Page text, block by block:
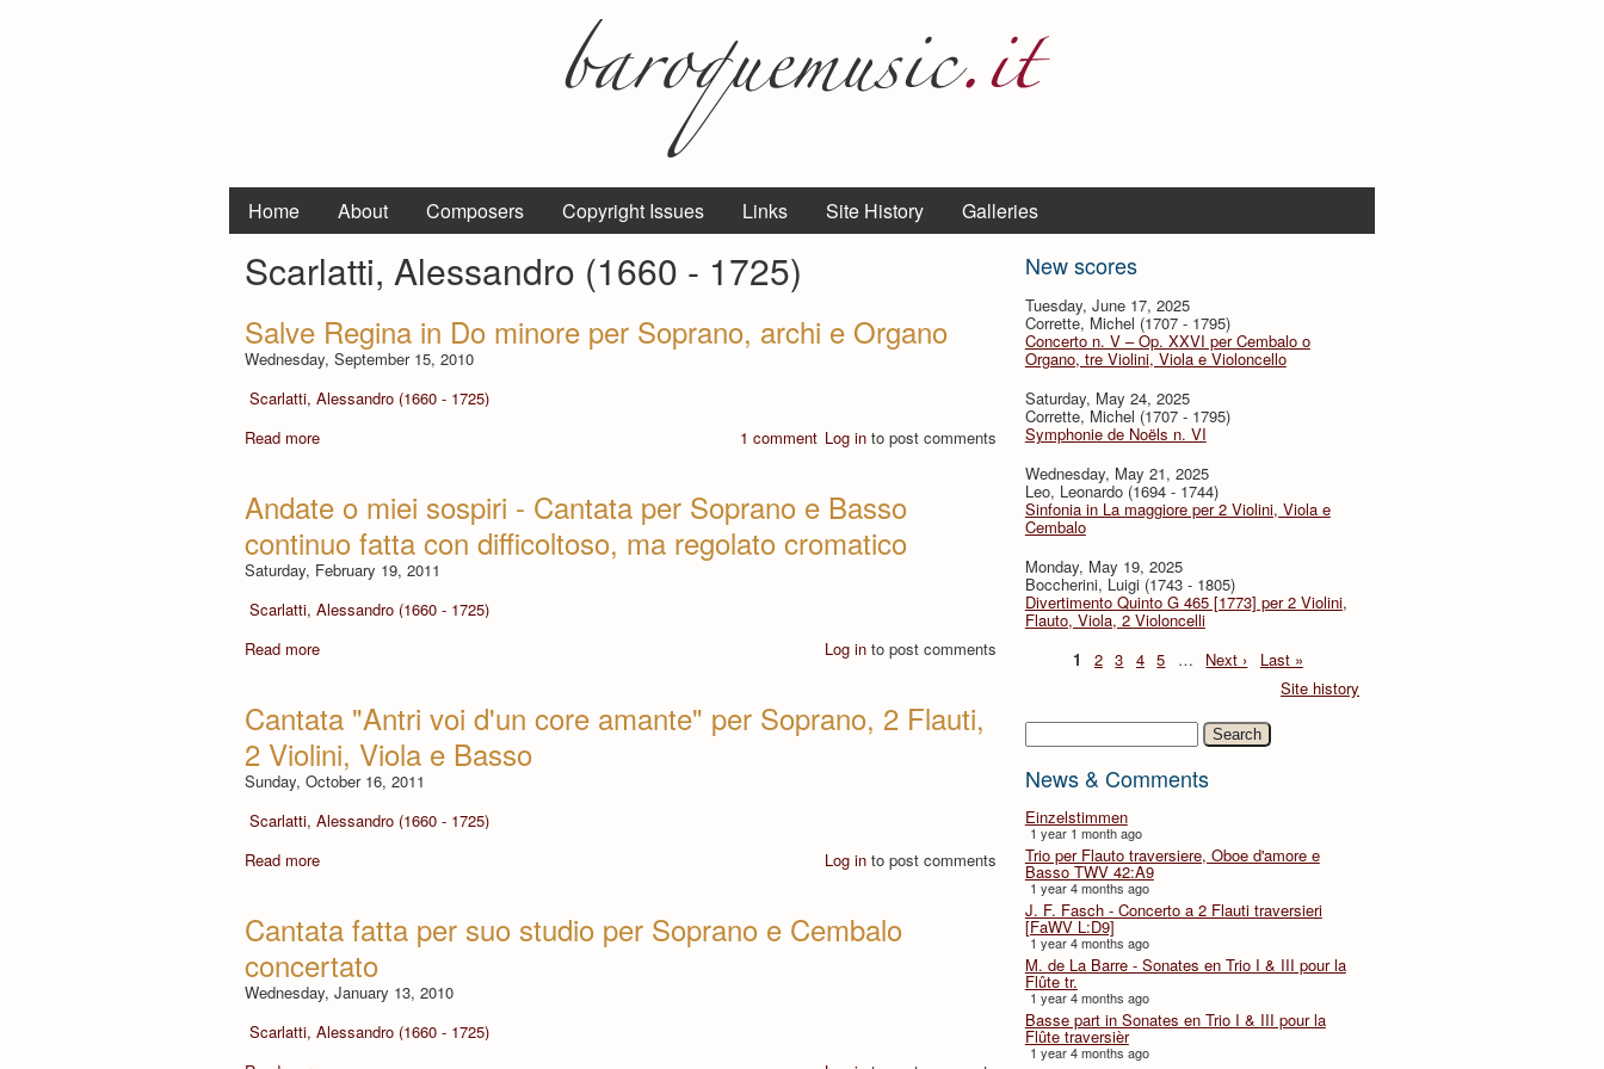
Home About Composers Copyright Issues Links Site History Galleries
New scores
Tuesday, June 17, 2025
Corrette, Michel (1707 - 1795)
Concerto n. V – Op. XXVI per Cembalo o
Organo, tre Violini, Viola e Violoncello
Saturday, May 24, 2025
Corrette, Michel (1707 - 1795)
Symphonie de Noëls n. VI
Wednesday, May 21, 2025
Leo, Leonardo (1694 - 1744)
Sinfonia in La maggiore per 2 Violini, Viola e
Cembalo
Monday, May 19, 2025
Boccherini, Luigi (1743 - 1805)
Divertimento Quinto G 465 [1773] per 2 Violini,
Flauto, Viola, 2 Violoncelli
1
2 3 4 5 … Next ›
Last »
Site history
Search
News & Comments
Einzelstimmen
1 year 1 month ago
Trio per Flauto traversiere, Oboe d'amore e
Basso TWV 42:A9
1 year 4 months ago
J. F. Fasch - Concerto a 2 Flauti traversieri
[FaWV L:D9]
1 year 4 months ago
M. de La Barre - Sonates en Trio I & III pour la
Flûte tr.
1 year 4 months ago
Basse part in Sonates en Trio I & III pour la
Flûte traversièr
1 year 4 months ago
Scarlatti, Alessandro (1660 - 1725)
Salve Regina in Do minore per Soprano, archi e Organo
Wednesday, September 15, 2010
Scarlatti, Alessandro (1660 - 1725)
Read more
1 comment Log in to post comments
Andate o miei sospiri - Cantata per Soprano e Basso
continuo fatta con difficoltoso, ma regolato cromatico
Saturday, February 19, 2011
Scarlatti, Alessandro (1660 - 1725)
Read more
Log in to post comments
Cantata "Antri voi d'un core amante" per Soprano, 2 Flauti,
2 Violini, Viola e Basso
Sunday, October 16, 2011
Scarlatti, Alessandro (1660 - 1725)
Read more
Log in to post comments
Cantata fatta per suo studio per Soprano e Cembalo
concertato
Wednesday, January 13, 2010
Scarlatti, Alessandro (1660 - 1725)